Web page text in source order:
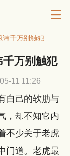
讳千万别触犯
千万别触犯
11 11:26
自己的软肋与
，却不知它内
不少关于老虎
门道。老虎最